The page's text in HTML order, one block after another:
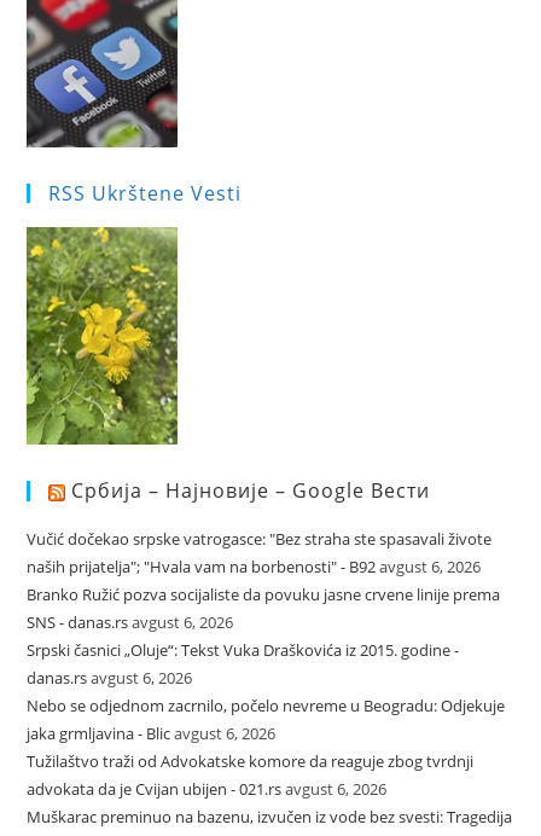
RSS Ukrštene Vesti
Србија – Најновије – Google Вести
Vučić dočekao srpske vatrogasce: "Bez straha ste spasavali živote
naših prijatelja"; "Hvala vam na borbenosti" - B92avgust 6, 2026
Branko Ružić pozva socijaliste da povuku jasne crvene linije prema
SNS - danas.rsavgust 6, 2026
Srpski časnici „Oluje“: Tekst Vuka Draškovića iz 2015. godine -
danas.rsavgust 6, 2026
Nebo se odjednom zacrnilo, počelo nevreme u Beogradu: Odjekuje
jaka grmljavina - Blicavgust 6, 2026
Tužilaštvo traži od Advokatske komore da reaguje zbog tvrdnji
advokata da je Cvijan ubijen - 021.rsavgust 6, 2026
Muškarac preminuo na bazenu, izvučen iz vode bez svesti: Tragedija